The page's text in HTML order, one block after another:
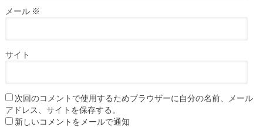
メール ※
サイト
次回のコメントで使用するためブラウザーに自分の名前、メール
アドレス、サイトを保存する。
新しいコメントをメールで通知